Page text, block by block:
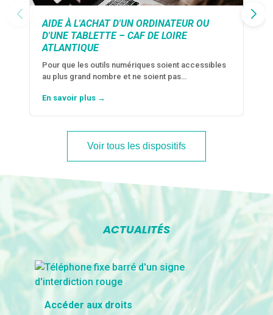
AIDE À L'ACHAT D'UN ORDINATEUR OU
D'UNE TABLETTE – CAF DE LOIRE
ATLANTIQUE
Pour que les outils numériques soient accessibles
au plus grand nombre et ne soient pas…
En savoir plus →
Voir tous les dispositifs
ACTUALITÉS
Accéder aux droits